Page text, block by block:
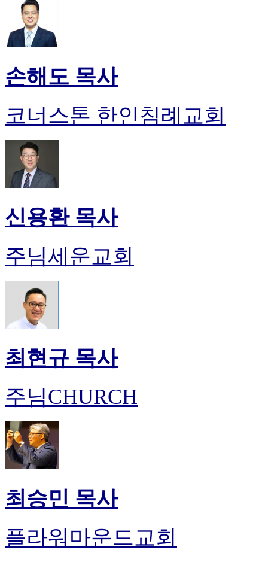
손해도 목사
코너스톤 한인침례교회
신용환 목사
주님세운교회
최현규 목사
주님CHURCH
최승민 목사
플라워마운드교회